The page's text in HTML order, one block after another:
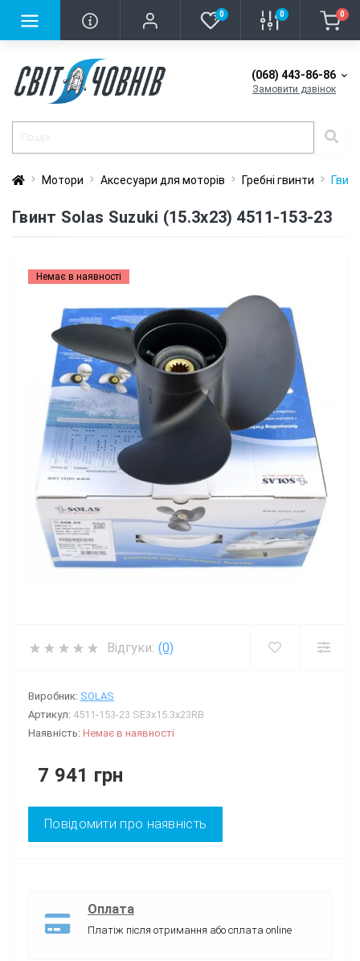
0 0 0
(068) 443-86-86
Замовити дзвінок
Мотори Аксесуари для моторів Гребні гвинти
Гвинт Solas Suzuki (15.3x23) 4511-153-23
Немає в наявності
Відгуки: (0)
Виробник: SOLAS
Артикул: 4511-153-23 SE3x15.3x23RB
Наявність: Немає в наявності
7 941 грн
Повідомити про наявність
Оплата
Платіж після отримання або сплата online